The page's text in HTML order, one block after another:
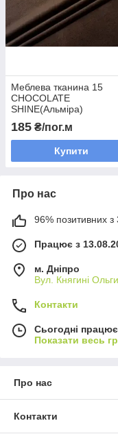
Меблева тканина 15
CHOCOLATE
SHINE(Альміра)
185 ₴/пог.м
Купити
Про нас
96% позитивних з
Працює з
м. Дніпро
Вул. Княгині
Контакти
Сьогодні
Показати весь
Про нас
Контакти